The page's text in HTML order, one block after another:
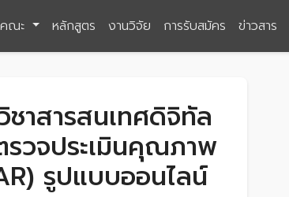
ณะ หลักสูตร งานวิจัย การรับสมัคร ข่าวสาร
าสารสนเทศดิจิทัล
รวจประเมินคุณภาพ
รูปแบบออนไลน์